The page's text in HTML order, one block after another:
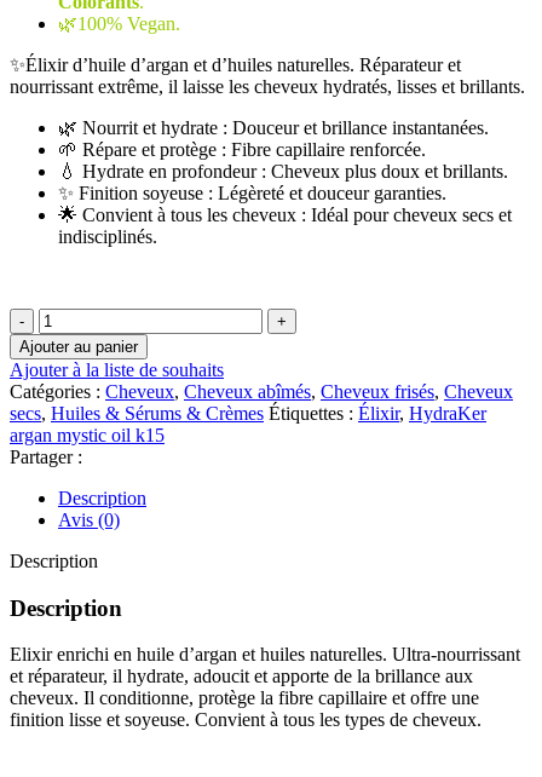
🌿100% Vegan.
✨Élixir d’huile d’argan et d’huiles naturelles. Réparateur et
nourrissant extrême, il laisse les cheveux hydratés, lisses et brillants.
🌿 Nourrit et hydrate : Douceur et brillance instantanées.
🌱 Répare et protège : Fibre capillaire renforcée.
💧 Hydrate en profondeur : Cheveux plus doux et brillants.
✨ Finition soyeuse : Légèreté et douceur garanties.
🌟 Convient à tous les cheveux : Idéal pour cheveux secs et
indisciplinés.
quantité
de
Erayba/
HydraKer
argan
mystic
oil
k15
50
ML
Ajouter au panier
Ajouter à la liste de souhaits
Catégories : Cheveux, Cheveux abîmés, Cheveux frisés, Cheveux
secs, Huiles & Sérums & Crèmes Étiquettes : Élixir, HydraKer
argan mystic oil k15
Partager :
Description
Avis (0)
Description
Description
Elixir enrichi en huile d’argan et huiles naturelles. Ultra-nourrissant
et réparateur, il hydrate, adoucit et apporte de la brillance aux
cheveux. Il conditionne, protège la fibre capillaire et offre une
finition lisse et soyeuse. Convient à tous les types de cheveux.